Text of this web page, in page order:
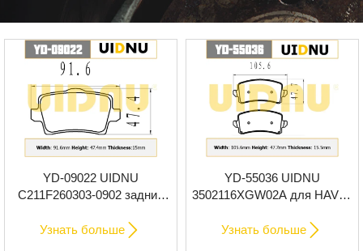
YD-09022 UIDNU
C211F260303-0902 задние
CHANGAN CS15 2016-
Узнать больше 
YD-55036 UIDNU
3502116XGW02A для HAVAL
керамические тормозные
Узнать больше 